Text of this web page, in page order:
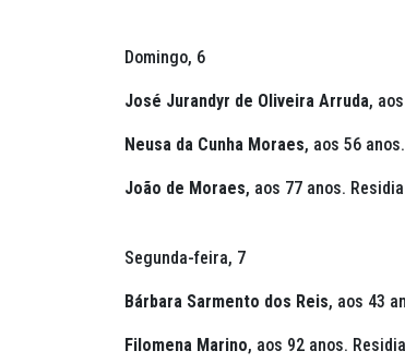
Domingo, 6
José Jurandyr de Oliveira Arruda,
Neusa da Cunha Moraes, aos 56
João de Moraes, aos 77 anos.
Segunda-feira, 7
Bárbara Sarmento dos Reis, aos 43
Filomena Marino, aos 92 anos.